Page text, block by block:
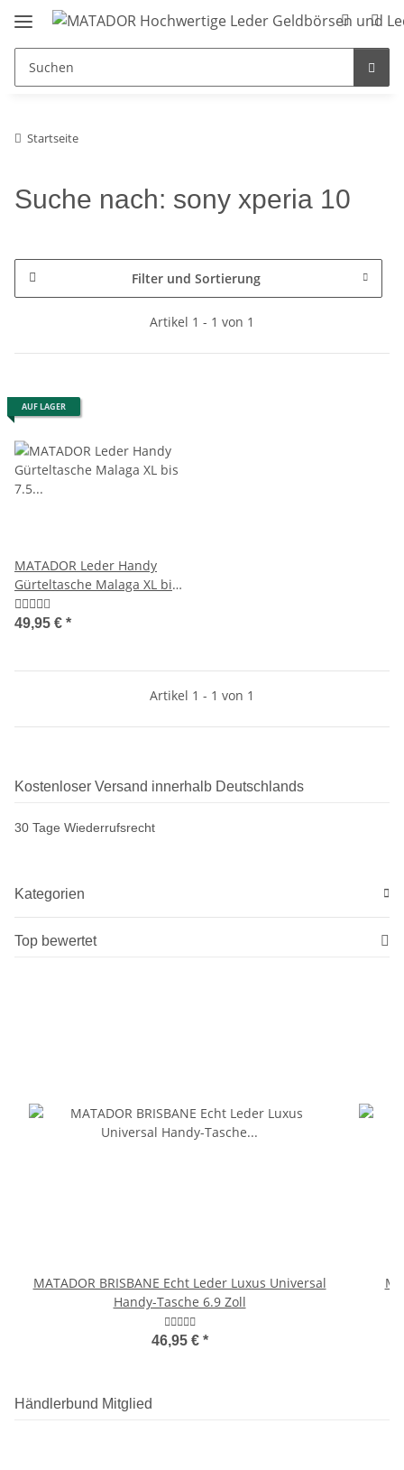
Startseite
Suche nach: sony xperia 10
Filter und Sortierung
Artikel 1 - 1 von 1
AUF LAGER
MATADOR Leder Handy
Gürteltasche Malaga XL bis
7.5 Zoll 5 Farben
49,95 € *
Artikel 1 - 1 von 1
Kostenloser Versand innerhalb Deutschlands
30 Tage Wiederrufsrecht
Kategorien
Top bewertet
MATADOR BRISBANE Echt Leder Luxus Universal
Handy-Tasche 6.9 Zoll
46,95 € *
Händlerbund Mitglied